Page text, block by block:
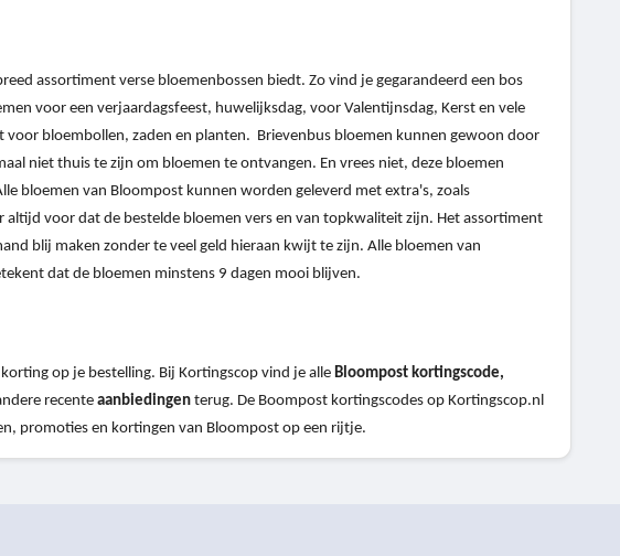
assortiment verse bloemenbossen biedt. Zo vind je gegarandeerd een bos
voor een verjaardagsfeest, huwelijksdag, voor Valentijnsdag, Kerst en vele
bloembollen, zaden en planten. Brievenbus bloemen kunnen gewoon door
niet thuis te zijn om bloemen te ontvangen. En vrees niet, deze bloemen
bloemen van Bloompost kunnen worden geleverd met extra's, zoals
voor dat de bestelde bloemen vers en van topkwaliteit zijn. Het assortiment
blij maken zonder te veel geld hieraan kwijt te zijn. Alle bloemen van
dat de bloemen minstens 9 dagen mooi blijven.
op je bestelling. Bij Kortingscop vind je alle Bloompost kortingscode,
recente aanbiedingen terug. De Boompost kortingscodes op Kortingscop.nl
promoties en kortingen van Bloompost op een rijtje.